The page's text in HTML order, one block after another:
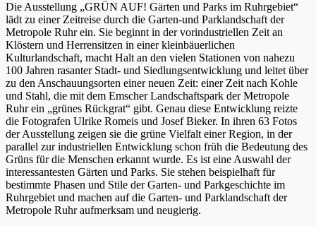
Die Ausstellung „GRÜN AUF! Gärten und Parks im Ruhrgebiet“
lädt zu einer Zeitreise durch die Garten-und Parklandschaft der
Metropole Ruhr ein. Sie beginnt in der vorindustriellen Zeit an
Klöstern und Herrensitzen in einer kleinbäuerlichen
Kulturlandschaft, macht Halt an den vielen Stationen von nahezu
100 Jahren rasanter Stadt- und Siedlungsentwicklung und leitet über
zu den Anschauungsorten einer neuen Zeit: einer Zeit nach Kohle
und Stahl, die mit dem Emscher Landschaftspark der Metropole
Ruhr ein „grünes Rückgrat“ gibt. Genau diese Entwicklung reizte
die Fotografen Ulrike Romeis und Josef Bieker. In ihren 63 Fotos
der Ausstellung zeigen sie die grüne Vielfalt einer Region, in der
parallel zur industriellen Entwicklung schon früh die Bedeutung des
Grüns für die Menschen erkannt wurde. Es ist eine Auswahl der
interessantesten Gärten und Parks. Sie stehen beispielhaft für
bestimmte Phasen und Stile der Garten- und Parkgeschichte im
Ruhrgebiet und machen auf die Garten- und Parklandschaft der
Metropole Ruhr aufmerksam und neugierig.